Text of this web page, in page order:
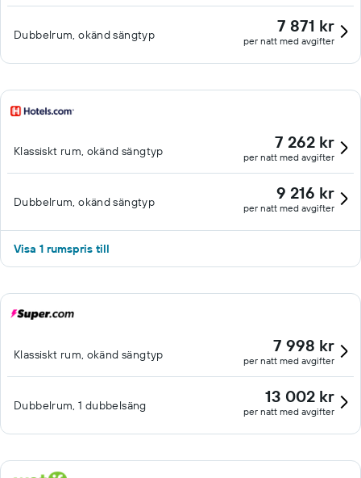
Dubbelrum, okänd sängtyp 7 871 kr
per natt med avgifter
Klassiskt rum, okänd sängtyp 7 262 kr
per natt med avgifter
Dubbelrum, okänd sängtyp 9 216 kr
per natt med avgifter
Visa 1 rumspris till
Klassiskt rum, okänd sängtyp 7 998 kr
per natt med avgifter
Dubbelrum, 1 dubbelsäng 13 002 kr
per natt med avgifter